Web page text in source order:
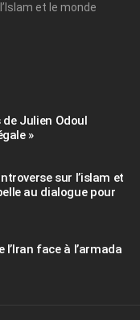
et le monde
Julien Odoul
»
sur l’islam et
au dialogue pour
face à l’armada